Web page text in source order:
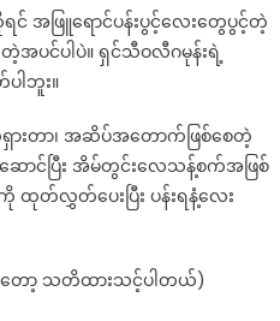
အဖြူရောင်ပန်းပွင့်လေးတွေပွင့်တဲ့
ပင်ပါပဲ။ ရှင်သီဝလီဂမုန်းရဲ့
ါဘူး။
တာ၊ အဆိပ်အတောက်ဖြစ်စေတဲ့
ာင်ပြီး အိမ်တွင်းလေသန့်စက်အဖြစ်
ထုတ်လွှတ်ပေးပြီး ပန်းရနံ့လေး
ာ့ သတိထားသင့်ပါတယ်)